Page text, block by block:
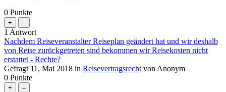
0 Punkte
1 Antwort
Nachdem Reiseveranstalter Reiseplan geändert hat und wir deshalb
von Reise zurückgetreten sind bekommen wir Reisekosten nicht
erstattet - Rechte?
Gefragt 11, Mai 2018 in Reisevertragsrecht von Anonym
0 Punkte